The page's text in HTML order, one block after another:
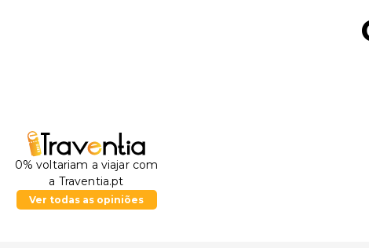
0% voltariam a viajar com
a Traventia.pt
Ver todas as opiniões